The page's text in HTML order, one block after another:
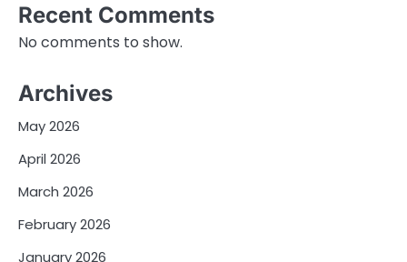
Recent Comments
No comments to show.
Archives
May 2026
April 2026
March 2026
February 2026
January 2026